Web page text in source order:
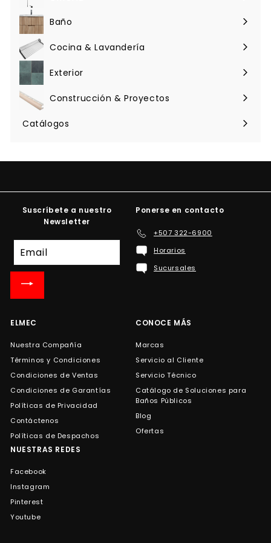
Expandir
menú Baño
Expandir
menú Cocina & Lavandería
Expandir
Exterior
Expandir
menú Construcción & Proyectos
Expandir
menú
Catálogos
Suscríbete a nuestro
Newsletter
nuestra
lista
Ponerse en contacto
+507 322-6900
Horarios
Sucursales
ELMEC
Nuestra Compañía
Términos y Condiciones
Condiciones de Ventas
Condiciones de Garantías
Políticas de Privacidad
Contáctenos
Políticas de Despachos
CONOCE MÁS
Marcas
Servicio al Cliente
Servicio Técnico
Catálogo de Soluciones para
Baños Públicos
Blog
Ofertas
NUESTRAS REDES
Facebook
Instagram
Pinterest
Youtube